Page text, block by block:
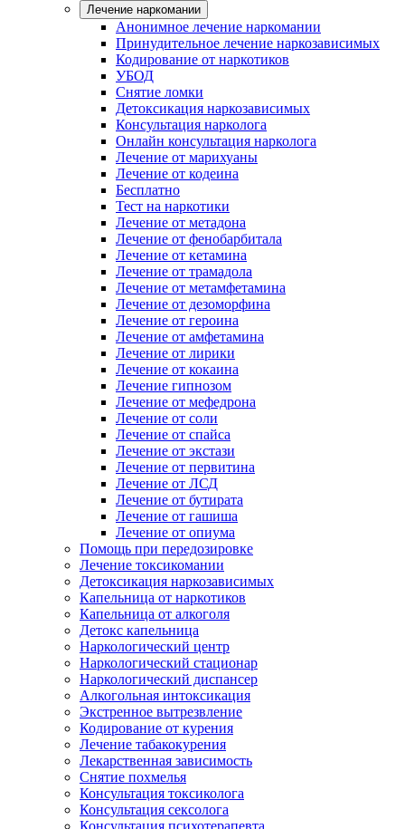
Лечение наркомании
Анонимное лечение наркомании
Принудительное лечение наркозависимых
Кодирование от наркотиков
УБОД
Снятие ломки
Детоксикация наркозависимых
Консультация нарколога
Онлайн консультация нарколога
Лечение от марихуаны
Лечение от кодеина
Бесплатно
Тест на наркотики
Лечение от метадона
Лечение от фенобарбитала
Лечение от кетамина
Лечение от трамадола
Лечение от метамфетамина
Лечение от дезоморфина
Лечение от героина
Лечение от амфетамина
Лечение от лирики
Лечение от кокаина
Лечение гипнозом
Лечение от мефедрона
Лечение от соли
Лечение от спайса
Лечение от экстази
Лечение от первитина
Лечение от ЛСД
Лечение от бутирата
Лечение от гашиша
Лечение от опиума
Помощь при передозировке
Лечение токсикомании
Детоксикация наркозависимых
Капельница от наркотиков
Капельница от алкоголя
Детокс капельница
Наркологический центр
Наркологический стационар
Наркологический диспансер
Алкогольная интоксикация
Экстренное вытрезвление
Кодирование от курения
Лечение табакокурения
Лекарственная зависимость
Снятие похмелья
Консультация токсиколога
Консультация сексолога
Консультация психотерапевта